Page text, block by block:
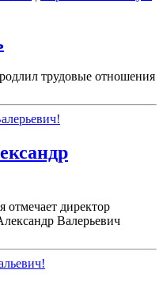
трудовые отношения
отмечает директор
Валерьевич